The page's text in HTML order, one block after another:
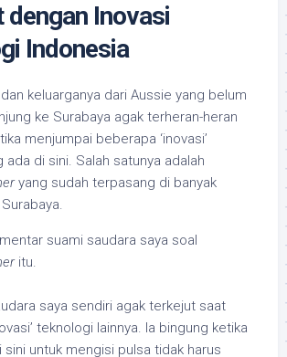
dengan Inovasi
Indonesia
keluarganya dari Aussie yang belum
ke Surabaya agak terheran-heran
menjumpai beberapa ‘inovasi’
ada di sini. Salah satunya adalah
yang sudah terpasang di banyak
suami saudara saya soal
itu.
saya sendiri agak terkejut saat
teknologi lainnya. Ia bingung ketika
untuk mengisi pulsa tidak harus